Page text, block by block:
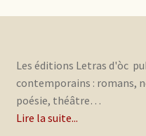
Les éditions Letras d'òc
contemporains : romans,
poésie, théâtre…
Lire la suite...